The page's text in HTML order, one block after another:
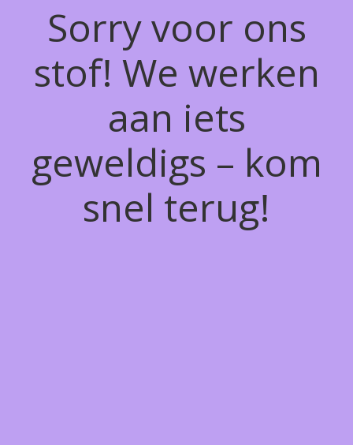
Sorry voor ons
stof! We werken
aan iets
geweldigs – kom
snel terug!